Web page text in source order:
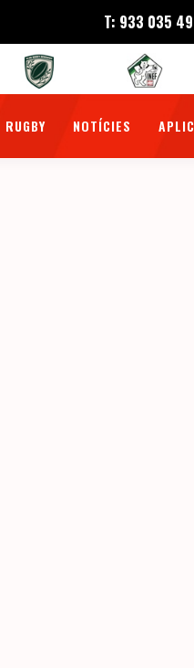
T: 933 035
RUGBY NOTÍCIES